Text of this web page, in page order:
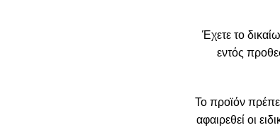
Έχετε το
εντός
Το προϊόν
αφαιρεθεί οι